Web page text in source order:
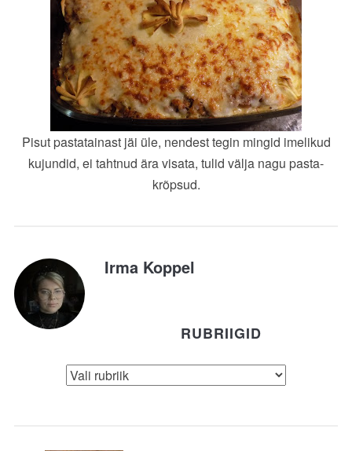
Pisut pastatainast jäi üle, nendest tegin mingid imelikud
kujundid, ei tahtnud ära visata, tulid välja nagu pasta-
krõpsud.
Irma Koppel
RUBRIIGID